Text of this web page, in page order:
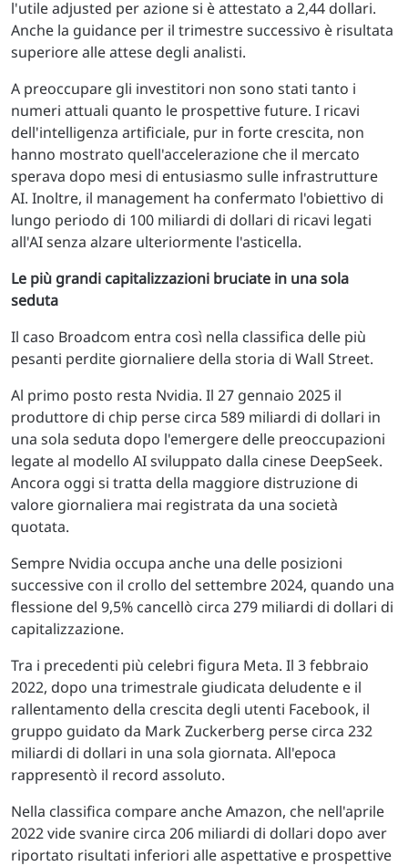
l'utile adjusted per azione si è attestato a 2,44 dollari.
Anche la guidance per il trimestre successivo è risultata
superiore alle attese degli analisti.
A preoccupare gli investitori non sono stati tanto i
numeri attuali quanto le prospettive future. I ricavi
dell'intelligenza artificiale, pur in forte crescita, non
hanno mostrato quell'accelerazione che il mercato
sperava dopo mesi di entusiasmo sulle infrastrutture
AI. Inoltre, il management ha confermato l'obiettivo di
lungo periodo di 100 miliardi di dollari di ricavi legati
all'AI senza alzare ulteriormente l'asticella.
Le più grandi capitalizzazioni bruciate in una sola
seduta
Il caso Broadcom entra così nella classifica delle più
pesanti perdite giornaliere della storia di Wall Street.
Al primo posto resta Nvidia. Il 27 gennaio 2025 il
produttore di chip perse circa 589 miliardi di dollari in
una sola seduta dopo l'emergere delle preoccupazioni
legate al modello AI sviluppato dalla cinese DeepSeek.
Ancora oggi si tratta della maggiore distruzione di
valore giornaliera mai registrata da una società
quotata.
Sempre Nvidia occupa anche una delle posizioni
successive con il crollo del settembre 2024, quando una
flessione del 9,5% cancellò circa 279 miliardi di dollari di
capitalizzazione.
Tra i precedenti più celebri figura Meta. Il 3 febbraio
2022, dopo una trimestrale giudicata deludente e il
rallentamento della crescita degli utenti Facebook, il
gruppo guidato da Mark Zuckerberg perse circa 232
miliardi di dollari in una sola giornata. All'epoca
rappresentò il record assoluto.
Nella classifica compare anche Amazon, che nell'aprile
2022 vide svanire circa 206 miliardi di dollari dopo aver
riportato risultati inferiori alle aspettative e prospettive